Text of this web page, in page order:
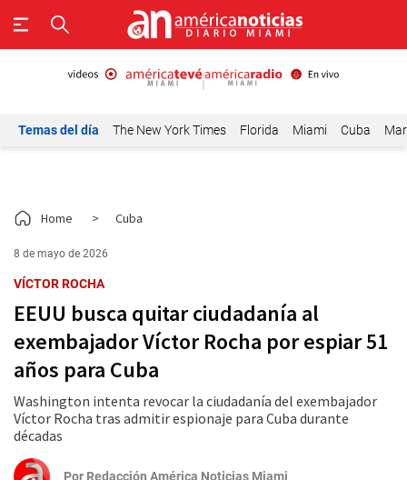
Temas del día The New York Times Florida Miami Cuba
Home > Cuba
8 de mayo de 2026
VÍCTOR ROCHA
EEUU busca quitar ciudadanía al
exembajador Víctor Rocha por espiar 51
años para Cuba
Washington intenta revocar la ciudadanía del exembajador
Víctor Rocha tras admitir espionaje para Cuba durante
décadas
Por Redacción América Noticias Miami